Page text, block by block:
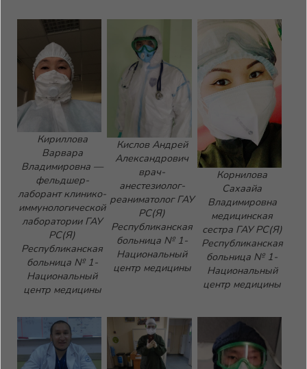
Кириллова
Варвара
Владимировна —
фельдшер-
лаборант клинико-
иммунологической
лаборатории ГАУ
РС(Я)
Республиканская
больница № 1-
Национальный
центр медицины
Кислов Андрей
Александрович
врач-
анестезиолог-
реаниматолог ГАУ
РС(Я)
Республиканская
больница № 1-
Национальный
центр медицины
Корнилова
Сахаайа
Владимировна
медицинская
сестра ГАУ РС(Я)
Республиканская
больница № 1-
Национальный
центр медицины